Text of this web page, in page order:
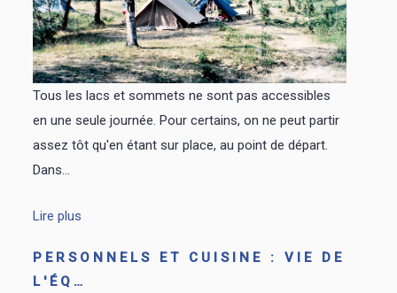
Tous les lacs et sommets ne sont pas accessibles
en une seule journée. Pour certains, on ne peut partir
assez tôt qu'en étant sur place, au point de départ.
Dans...
Lire plus
PERSONNELS ET CUISINE : VIE DE
L'ÉQ…